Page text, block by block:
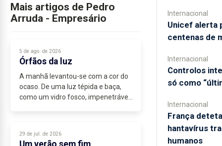
Mais artigos de Pedro
Arruda - Empresário
5 de ago. de 2026
Órfãos da luz
A manhã levantou-se com a cor do
ocaso. De uma luz tépida e baça,
como um vidro fosco, impenetrável
29 de jul. de 2026
Um verão sem fim
Internacional
Unicef alerta
centenas de
Internacional
Controlos
só como
Internacional
França
hantavírus
humanos